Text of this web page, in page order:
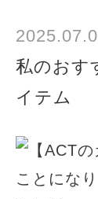
私のおす
イテム